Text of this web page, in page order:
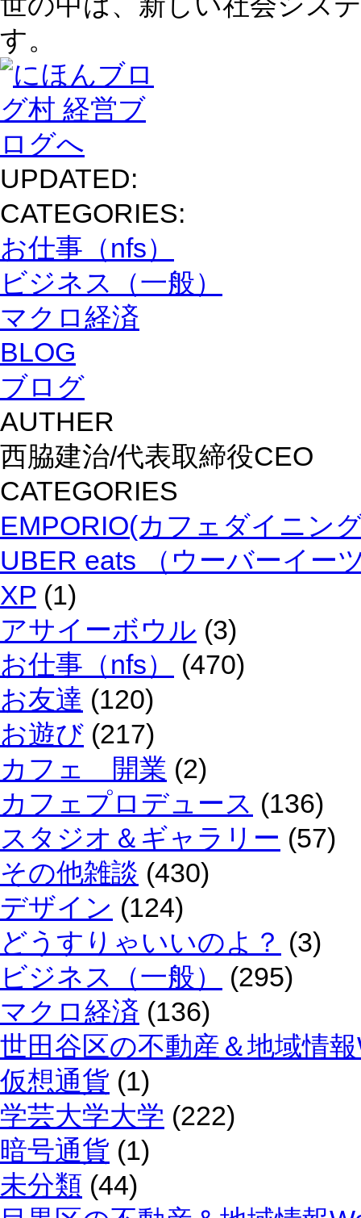
す。
UPDATED:
CATEGORIES:
お仕事（nfs）
ビジネス（一般）
マクロ経済
BLOG
ブログ
AUTHER
西脇建治/代表取締役CEO
CATEGORIES
EMPORIO(カフェダイニン
UBER eats （ウーバーイー
XP (1)
アサイーボウル (3)
お仕事（nfs）
(470)
お友達 (120)
お遊び (217)
カフェ 開業 (2)
カフェプロデュース (136)
スタジオ＆ギャラリー (57)
その他雑談 (430)
デザイン (124)
どうすりゃいいのよ？ (3)
ビジネス（一般）
(295)
マクロ経済 (136)
世田谷区の不動産＆地域情
仮想通貨 (1)
学芸大学大学 (222)
暗号通貨 (1)
未分類 (44)